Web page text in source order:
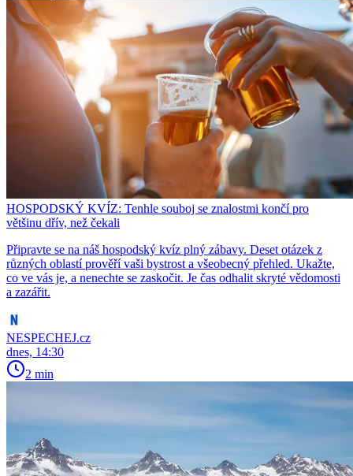
HOSPODSKÝ KVÍZ: Tenhle souboj se znalostmi končí pro
většinu dřív, než čekali
Připravte se na náš hospodský kvíz plný zábavy. Deset otázek z
různých oblastí prověří vaši bystrost a všeobecný přehled. Ukažte,
co ve vás je, a nenechte se zaskočit. Je čas odhalit skryté vědomosti
a zazářit.
NESPECHEJ.cz
dnes, 14:30
2 min